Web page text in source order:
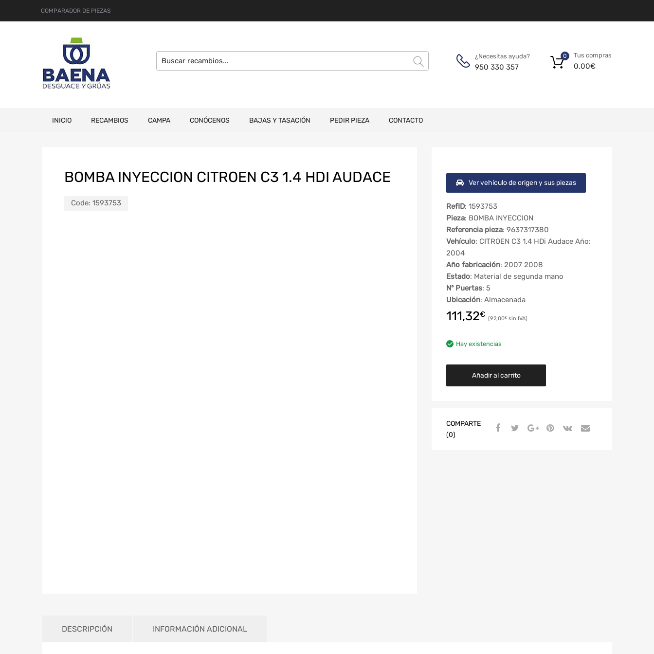
COMPARADOR DE PIEZAS
¿Necesitas ayuda?
950 330 357
Tus compras
0,00€
0
INICIO RECAMBIOS CAMPA CONÓCENOS BAJAS Y TASACIÓN PEDIR PIEZA CONTACTO
BOMBA INYECCION CITROEN C3 1.4 HDI AUDACE
Code: 1593753
Ver vehículo de origen y sus piezas
RefID: 1593753
Pieza: BOMBA INYECCION
Referencia pieza: 9637317380
Vehículo: CITROEN C3 1.4 HDi Audace Año:
2004
Año fabricación: 2007 2008
Estado: Material de segunda mano
Nº Puertas: 5
Ubicación: Almacenada
111,32€ 92,00€
Hay existencias
Añadir al carrito
COMPARTE
(0)
DESCRIPCIÓN INFORMACIÓN ADICIONAL